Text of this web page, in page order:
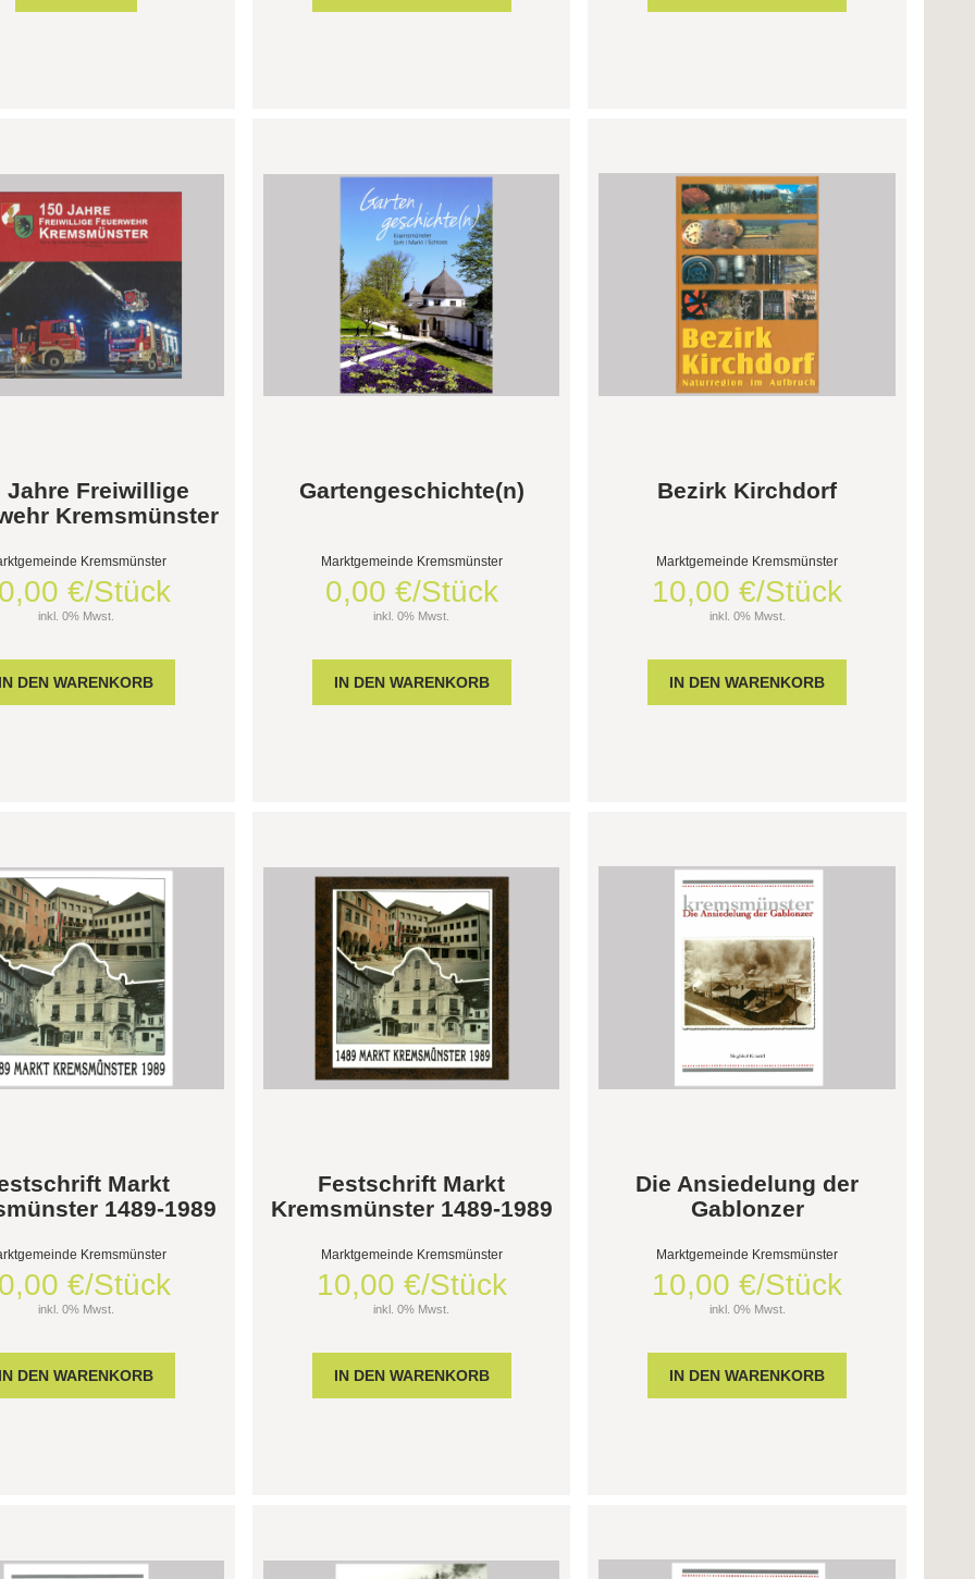
Jahre Freiwillige
Kremsmünster
Kremsmünster
€/Stück
inkl. 0% Mwst.
Gartengeschichte(n)
Marktgemeinde Kremsmünster
0,00 €/Stück
inkl. 0% Mwst.
Bezirk Kirchdorf
Marktgemeinde Kremsmünster
10,00 €/Stück
inkl. 0% Mwst.
Markt
1489-1989
Kremsmünster
€/Stück
inkl. 0% Mwst.
Festschrift Markt
Kremsmünster 1489-1989
Marktgemeinde Kremsmünster
10,00 €/Stück
inkl. 0% Mwst.
Die Ansiedelung der
Gablonzer
Marktgemeinde Kremsmünster
10,00 €/Stück
inkl. 0% Mwst.